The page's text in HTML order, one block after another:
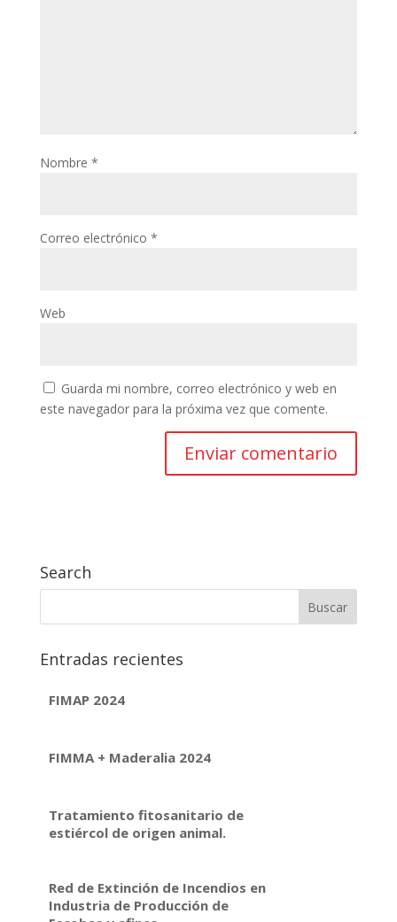
Nombre *
Correo electrónico *
Web
Guarda mi nombre, correo electrónico y web en
este navegador para la próxima vez que comente.
Search
Entradas recientes
FIMAP 2024
FIMMA + Maderalia 2024
Tratamiento fitosanitario de
estiércol de origen animal.
Red de Extinción de Incendios en
Industria de Producción de